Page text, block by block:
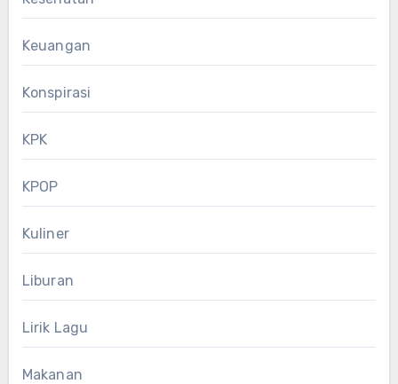
Keuangan
Konspirasi
KPK
KPOP
Kuliner
Liburan
Lirik Lagu
Makanan